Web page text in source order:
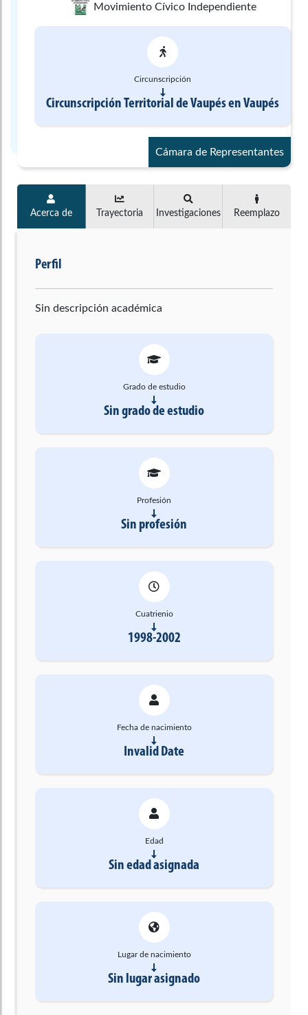
Movimiento Cívico Independiente
Circunscripción
Circunscripción Territorial de VaupésenVaupés
Cámara de Representantes
Acerca de Trayectoria Investigaciones Reemplazo
Perfil
Sin descripción académica
Grado de estudio
Sin grado de estudio
Profesión
Sin profesión
Cuatrienio
1998-2002
Fecha de nacimiento
Invalid Date
Edad
Sin edad asignada
Lugar de nacimiento
Sin lugar asignado